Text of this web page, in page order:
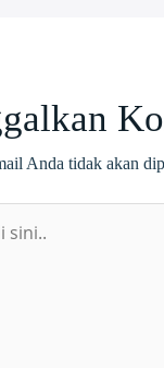
Anda tidak akan